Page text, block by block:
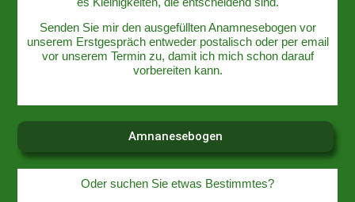
Senden Sie mir den ausgefüllten Anamnesebogen vor
unserem Erstgespräch entweder postalisch oder per email
vor unserem Termin zu, damit ich mich schon darauf
vorbereiten kann.
Amnanesebogen
Oder suchen Sie etwas Bestimmtes?